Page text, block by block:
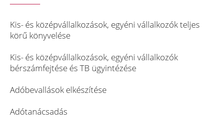
Kis- és középvállalkozások, egyéni vállalkozók teljes
körű könyvelése
Kis- és középvállalkozások, egyéni vállalkozók
bérszámfejtése és TB ügyintézése
Adóbevallások elkészítése
Adótanácsadás